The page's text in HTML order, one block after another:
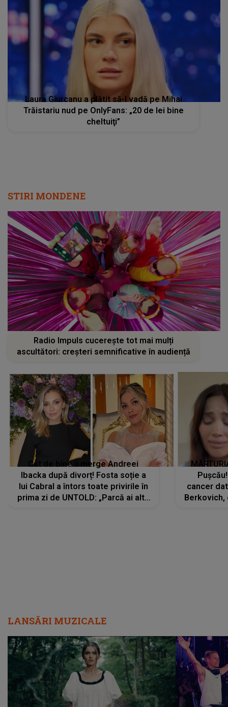
Laura Giurcanu a plătit să-l vadă pe Mihai
Trăistariu nud pe OnlyFans: „20 de lei bine
cheltuiţi”
STIRI MONDENE
Radio Impuls cucerește tot mai mulți
ascultători: creșteri semnificative în audiență
Cât de bine îi merge Andreei
Ibacka după divorț! Fosta soție a
lui Cabral a întors toate privirile în
prima zi de UNTOLD: „Parcă ai altă
cancer
LANSĂRI MUZICALE